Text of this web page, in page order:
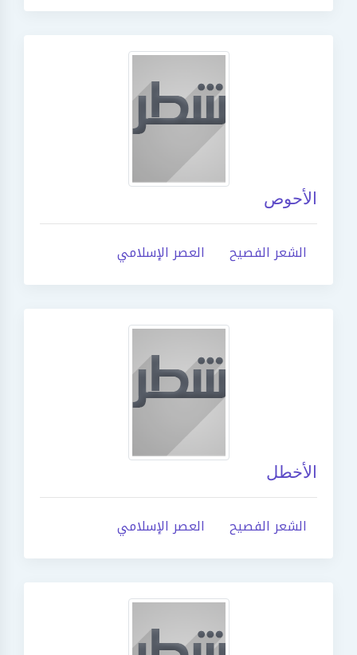
الأحوص
الشعر الفصيح العصر الإسلامي
الأخطل
الشعر الفصيح العصر الإسلامي